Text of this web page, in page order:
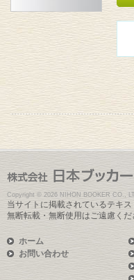
Copyright © 2026 NIHON BOOKER CO.,
当サイトに掲載されているテキ
無断転載・無断使用はご遠慮くだ
ホーム
お問い合わせ